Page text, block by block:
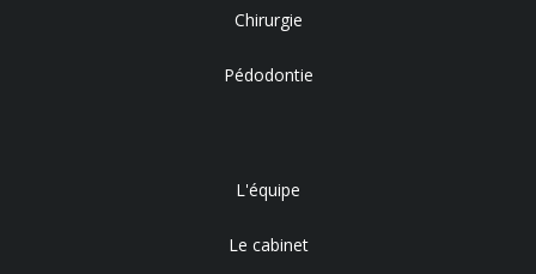
Chirurgie
Pédodontie
L'équipe
Le cabinet